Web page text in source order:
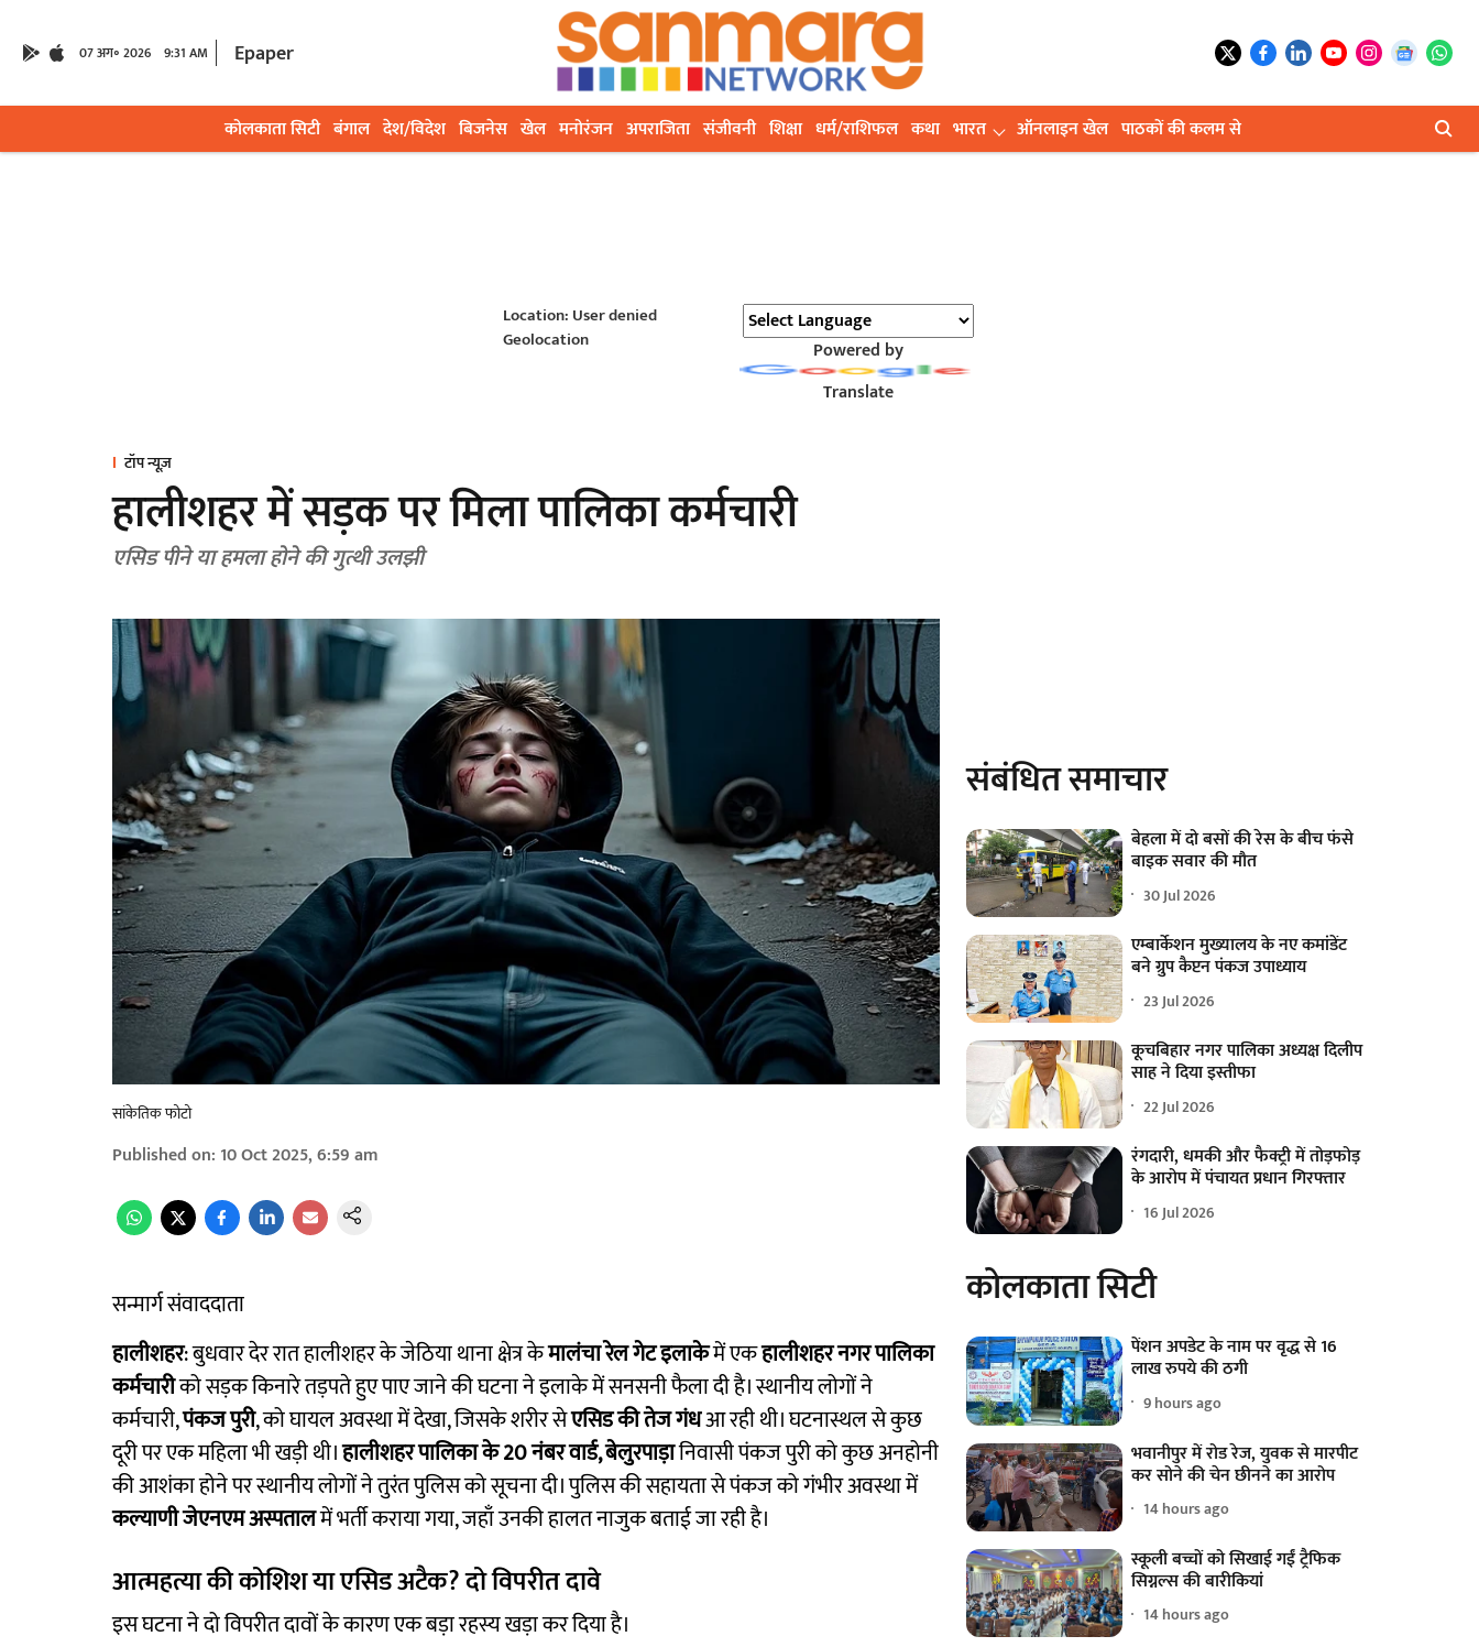
07 अग॰ 2026 9:31 AM Epaper
कोलकाता सिटी बंगाल देश/विदेश बिजनेस खेल मनोरंजन अपराजिता संजीवनी शिक्षा धर्म/राशिफल कथा भारत ऑनलाइन खेल पाठकों की कलम से
Location: User denied
Geolocation
Powered by
Translate
टॉप न्यूज़
हालीशहर में सड़क पर मिला पालिका कर्मचारी
एसिड पीने या हमला होने की गुत्थी उलझी
सांकेतिक फोटो
Published on: 10 Oct 2025, 6:59 am
सन्मार्ग संवाददाता
हालीशहर: बुधवार देर रात हालीशहर के जेठिया थाना क्षेत्र केमालंचा रेल गेट इलाकेमें एकहालीशहर नगर पालिका
कर्मचारीको सड़क किनारे तड़पते हुए पाए जाने की घटना ने इलाके में सनसनी फैला दी है। स्थानीय लोगों ने
कर्मचारी,पंकज पुरी, को घायल अवस्था में देखा, जिसके शरीर सेएसिड की तेज गंधआ रही थी। घटनास्थल से कुछ
दूरी पर एक महिला भी खड़ी थी।हालीशहर पालिका के 20 नंबर वार्ड, बेलुरपाड़ानिवासी पंकज पुरी को कुछ अनहोनी
की आशंका होने पर स्थानीय लोगों ने तुरंत पुलिस को सूचना दी। पुलिस की सहायता से पंकज को गंभीर अवस्था में
कल्याणी जेएनएम अस्पतालमें भर्ती कराया गया, जहाँ उनकी हालत नाजुक बताई जा रही है।
आत्महत्या की कोशिश या एसिड अटैक? दो विपरीत दावे
इस घटना ने दो विपरीत दावों के कारण एक बड़ा रहस्य खड़ा कर दिया है।
संबंधित समाचार
बेहला में दो बसों की रेस के बीच फंसे
बाइक सवार की मौत
30 Jul 2026
एम्बार्केशन मुख्यालय के नए कमांडेंट
बने ग्रुप कैप्टन पंकज उपाध्याय
23 Jul 2026
कूचबिहार नगर पालिका अध्यक्ष दिलीप
साह ने दिया इस्तीफा
22 Jul 2026
रंगदारी, धमकी और फैक्ट्री में तोड़फोड़
के आरोप में पंचायत प्रधान गिरफ्तार
16 Jul 2026
कोलकाता सिटी
पेंशन अपडेट के नाम पर वृद्ध से 16
लाख रुपये की ठगी
9 hours ago
भवानीपुर में रोड रेज, युवक से मारपीट
कर सोने की चेन छीनने का आरोप
14 hours ago
स्कूली बच्चों को सिखाई गईं ट्रैफिक
सिग्नल्स की बारीकियां
14 hours ago